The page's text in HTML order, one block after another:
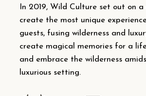
In 2019, Wild Culture set out on
create the most unique
guests, fusing wilderness and
create magical memories for a
and embrace the wilderness
luxurious setting.